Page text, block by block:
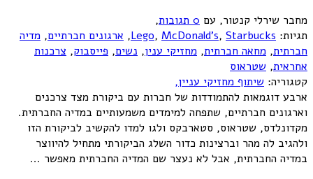
מחבר שירלי קנטור, עם 0 תגובות ,
קטגוריה: שיתוף מחזיקי עניין,
תגיות: Lego, McDonald's, Starbucks
, ארגונים חברתיים, מדיה
חברתית, מחאה חברתית, מחזיקי ענין, נשים, פייסבוק, צרכנות
אחראית, שטראוס
ארבע דוגמאות להתמודדות של חברות עם ביקורת מצד צרכנים
וארגונים חברתיים, שתפחה למימדים משמעותיים במדיה החברתית.
מקדונלדס, שטראוס, סטארבקס ולגו למדו להקשיב לביקורת הזו
ולהגיב לה מהר וברצינות כדור השלג הביקורתי מתחיל להיווצר
במדיה החברתית, אבל לא נעצר שם המדיה החברתית מאפשר ...